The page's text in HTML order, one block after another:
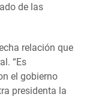
de las
relación que
“Es
el gobierno
presidenta la